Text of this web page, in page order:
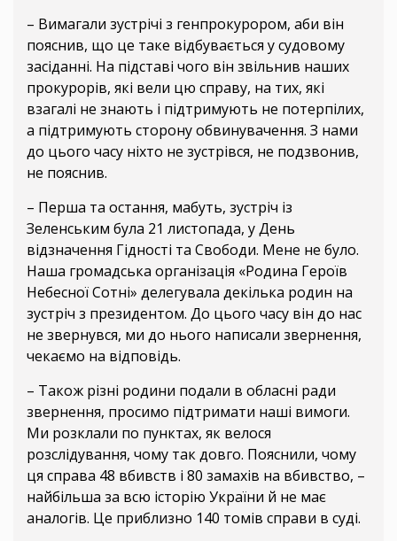
– Вимагали зустрічі з генпрокурором, аби він
пояснив, що це таке відбувається у судовому
засіданні. На підставі чого він звільнив наших
прокурорів, які вели цю справу, на тих, які
взагалі не знають і підтримують не потерпілих,
а підтримують сторону обвинувачення. З нами
до цього часу ніхто не зустрівся, не подзвонив,
не пояснив.
– Перша та остання, мабуть, зустріч із
Зеленським була 21 листопада, у День
відзначення Гідності та Свободи. Мене не було.
Наша громадська організація «Родина Героїв
Небесної Сотні» делегувала декілька родин на
зустріч з президентом. До цього часу він до нас
не звернувся, ми до нього написали звернення,
чекаємо на відповідь.
– Також різні родини подали в обласні ради
звернення, просимо підтримати наші вимоги.
Ми розклали по пунктах, як велося
розслідування, чому так довго. Пояснили, чому
ця справа 48 вбивств і 80 замахів на вбивство, –
найбільша за всю історію України й не має
аналогів. Це приблизно 140 томів справи в суді.